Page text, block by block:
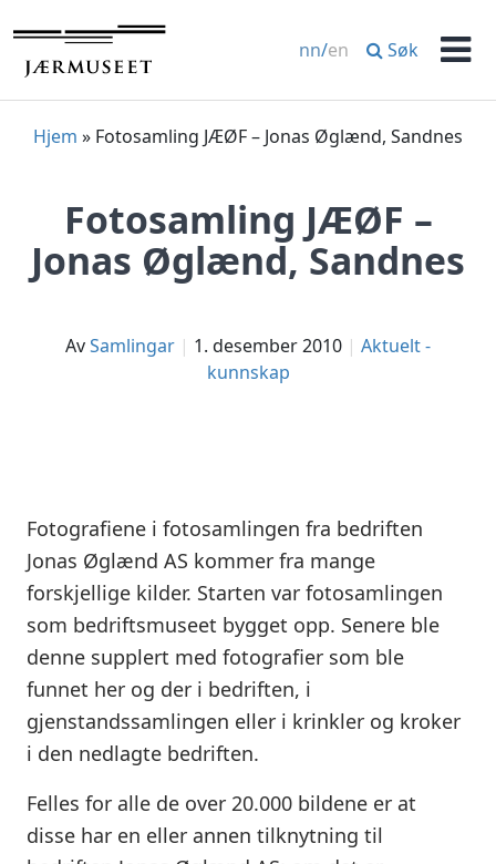
til
innhold
nn/en Søk
Hjem » Fotosamling JÆØF – Jonas Øglænd, Sandnes
Fotosamling JÆØF –
Jonas Øglænd, Sandnes
avSamlingar 1. desember 2010
Aktuelt -
kunnskap
Fotografiene i fotosamlingen fra bedriften
Jonas Øglænd AS kommer fra mange
forskjellige kilder. Starten var fotosamlingen
som bedriftsmuseet bygget opp. Senere ble
denne supplert med fotografier som ble
funnet her og der i bedriften, i
gjenstandssamlingen eller i krinkler og kroker
i den nedlagte bedriften.
Felles for alle de over 20.000 bildene er at
disse har en eller annen tilknytning til